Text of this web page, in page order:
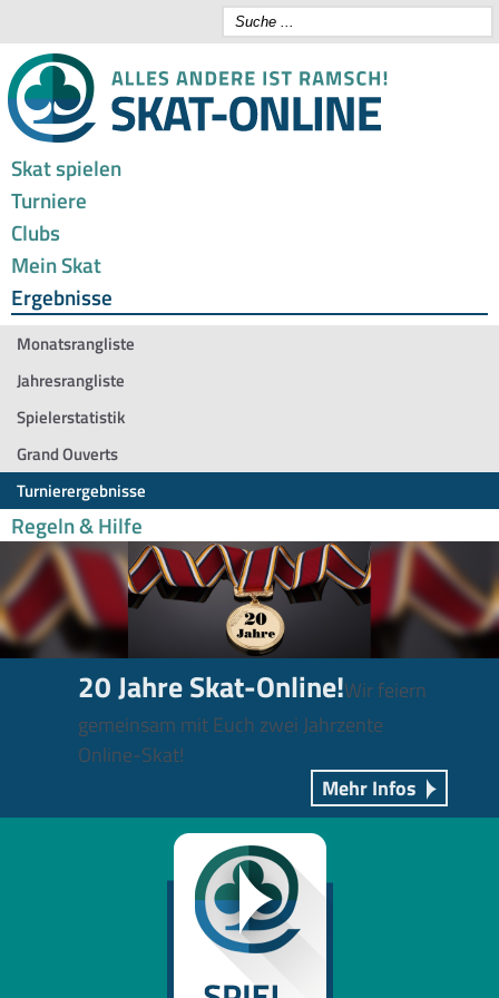
Skat spielen
Turniere
Clubs
Mein Skat
Ergebnisse
Monatsrangliste
Jahresrangliste
Spielerstatistik
Grand Ouverts
Turnierergebnisse
Regeln & Hilfe
20 Jahre Skat-Online!Wir feiern
gemeinsam mit Euch zwei Jahrzente
Online-Skat!
Mehr Infos